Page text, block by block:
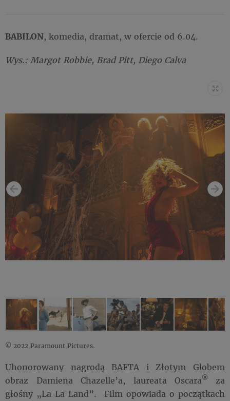
BABILON, komedia, dramat, w ofercie od 6.04.
Wys.: Margot Robbie, Brad Pitt, Diego Calva
© 2022 Paramount Pictures.
Uhonorowany nagrodą BAFTA i Złotym Globem
obraz Damiena Chazelle’a, laureata Oscara® za
głośny „La La Land”. Film opowiada o początkach